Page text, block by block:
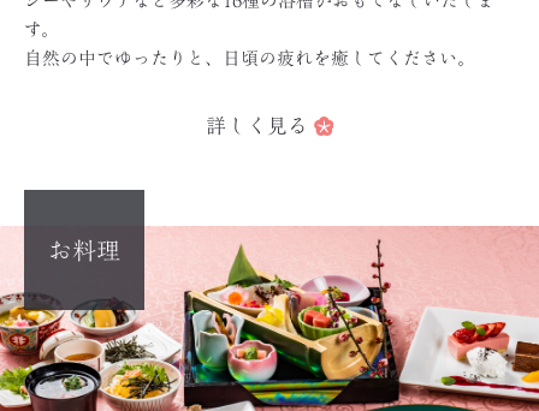
す。
自然の中でゆったりと、日頃の疲れを癒してください。
詳しく見る
お料理